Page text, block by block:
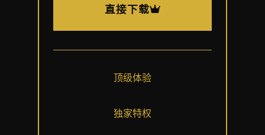
直接下载
顶级体验
独家特权